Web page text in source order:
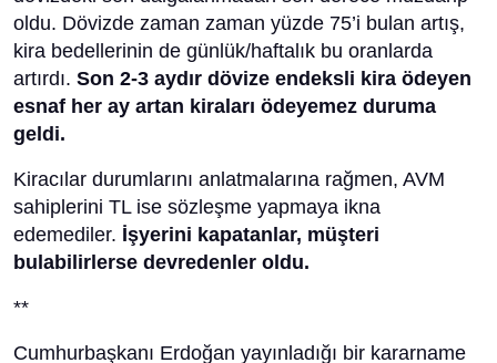
oldu. Dövizde zaman zaman yüzde 75’i bulan artış,
kira bedellerinin de günlük/haftalık bu oranlarda
artırdı. Son 2-3 aydır dövize endeksli kira ödeyen
esnaf her ay artan kiraları ödeyemez duruma
geldi.
Kiracılar durumlarını anlatmalarına rağmen, AVM
sahiplerini TL ise sözleşme yapmaya ikna
edemediler. İşyerini kapatanlar, müşteri
bulabilirlerse devredenler oldu.
**
Cumhurbaşkanı Erdoğan yayınladığı bir kararname